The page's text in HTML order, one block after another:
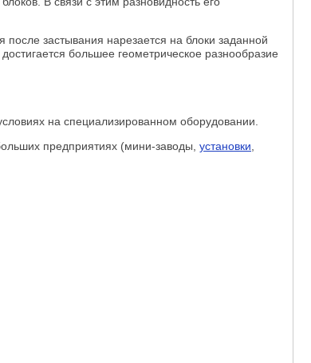
после застывания нарезается на блоки заданной
большее геометрическое разнообразие
на специализированном оборудовании.
предприятиях (мини-заводы, установки